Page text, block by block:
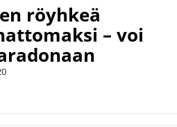
röyhkeä
– voi